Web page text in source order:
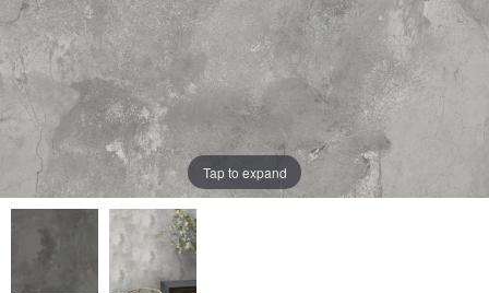
Tap to expand